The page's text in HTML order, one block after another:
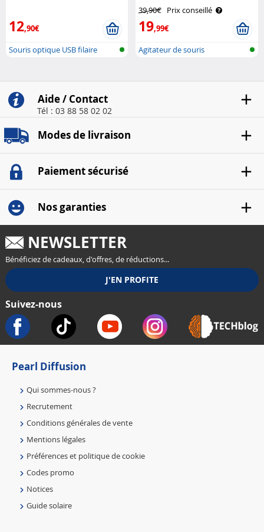
12,90€
Souris optique USB filaire
39,90€ Prix conseillé
19,99€
Agitateur de souris
Aide / Contact
Tél : 03 88 58 02 02
Modes de livraison
Paiement sécurisé
Nos garanties
NEWSLETTER
Bénéficiez de cadeaux, d'offres, de réductions...
Suivez-nous
Pearl Diffusion
Qui sommes-nous ?
Recrutement
Conditions générales de vente
Mentions légales
Préférences et politique de cookie
Codes promo
Notices
Guide solaire